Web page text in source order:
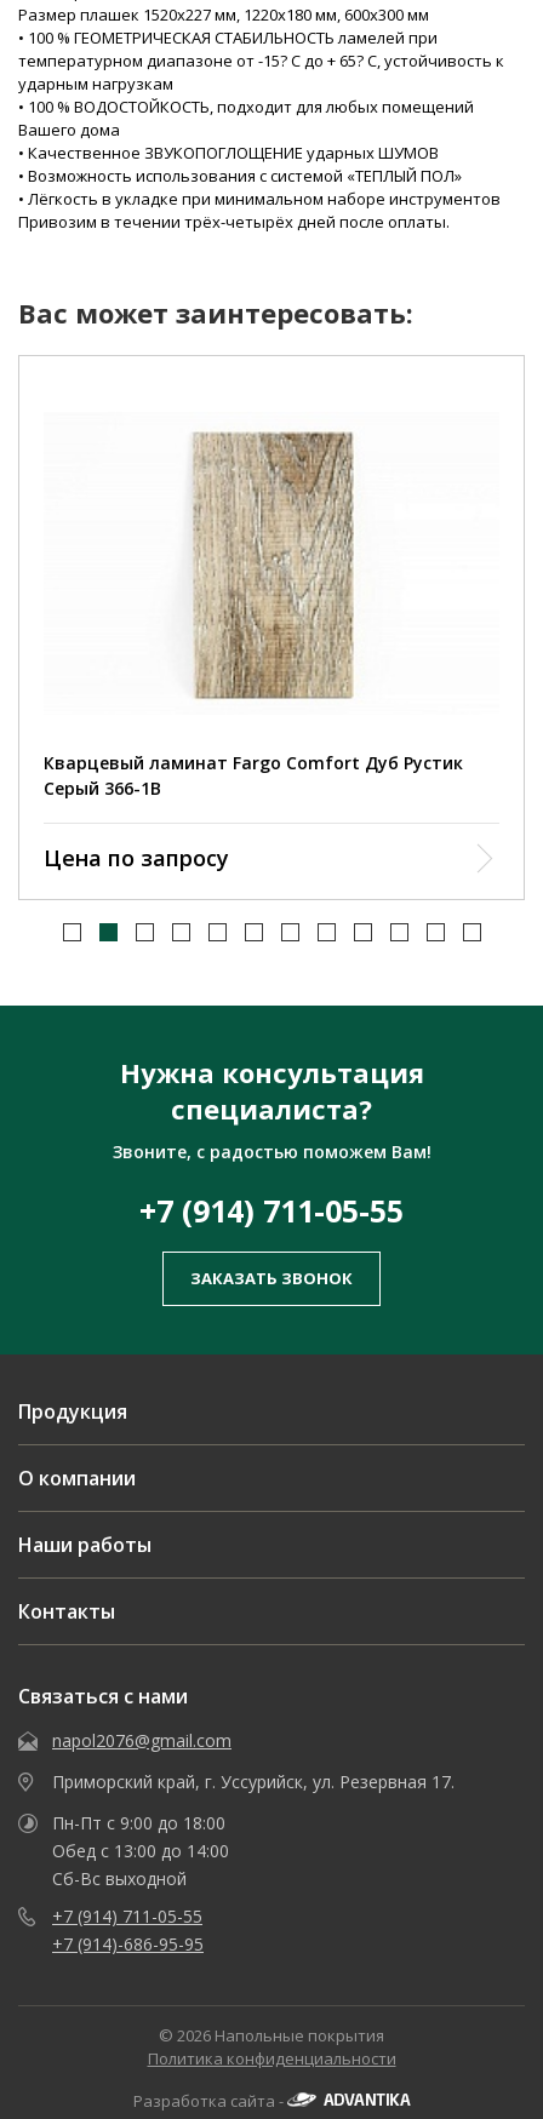
Размер плашек 1520х227 мм, 1220х180 мм, 600х300 мм
• 100 % ГЕОМЕТРИЧЕСКАЯ СТАБИЛЬНОСТЬ ламелей при
температурном диапазоне от -15? С до + 65? С, устойчивость к
ударным нагрузкам
• 100 % ВОДОСТОЙКОСТЬ, подходит для любых помещений
Вашего дома
• Качественное ЗВУКОПОГЛОЩЕНИЕ ударных ШУМОВ
• Возможность использования с системой «ТЕПЛЫЙ ПОЛ»
• Лёгкость в укладке при минимальном наборе инструментов
Привозим в течении трёх-четырёх дней после оплаты.
Вас может заинтересовать:
Кварцевый ламинат Fargo Comfort Дуб Рустик
Серый 366-1В
Цена по запросу
Нужна консультация
специалиста?
Звоните, с радостью поможем Вам!
+7 (914) 711-05-55
ЗАКАЗАТЬ ЗВОНОК
Продукция
О компании
Наши работы
Контакты
Связаться с нами
napol2076@gmail.com
Приморский край, г. Уссурийск, ул. Резервная 17.
Пн-Пт с 9:00 до 18:00
Обед с 13:00 до 14:00
Сб-Вс выходной
+7 (914) 711-05-55
+7 (914)-686-95-95
© 2026 Напольные покрытия
Политика конфиденциальности
Разработка сайта -